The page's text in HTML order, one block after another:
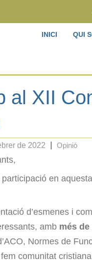
INICI QUI
al XII
de 2022 Opinió
en
d’esmenes i
amb més
Normes de
comunitat